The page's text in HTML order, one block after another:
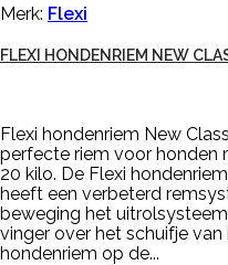
Merk: Flexi
FLEXI HONDENRIEM NEW
Flexi hondenriem New
perfecte riem voor honden
20 kilo. De Flexi
heeft een verbeterd
beweging het
vinger over het schuifje
hondenriem op de...